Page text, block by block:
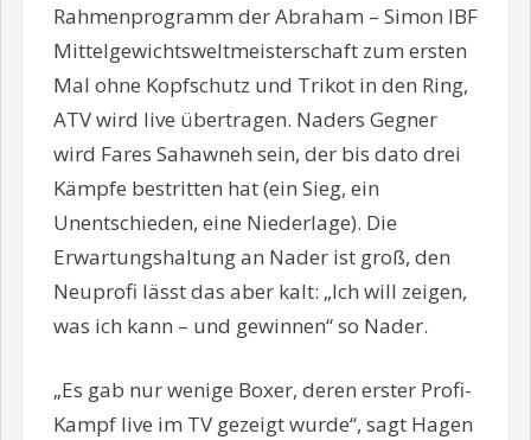
Rahmenprogramm der Abraham – Simon IBF
Mittelgewichtsweltmeisterschaft zum ersten
Mal ohne Kopfschutz und Trikot in den Ring,
ATV wird live übertragen. Naders Gegner
wird Fares Sahawneh sein, der bis dato drei
Kämpfe bestritten hat (ein Sieg, ein
Unentschieden, eine Niederlage). Die
Erwartungshaltung an Nader ist groß, den
Neuprofi lässt das aber kalt: „Ich will zeigen,
was ich kann – und gewinnen“ so Nader.
„Es gab nur wenige Boxer, deren erster Profi-
Kampf live im TV gezeigt wurde“, sagt Hagen